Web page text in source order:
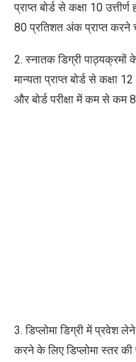
प्राप्त बोर्ड से कक्षा 10
80 प्रतिशत अंक प्राप्त करने
2. स्नातक डिग्री
मान्यता प्राप्त बोर्ड से कक्षा 12
और बोर्ड परीक्षा में कम से कम
3. डिप्लोमा डिग्री में प्रवेश
करने के लिए डिप्लोमा स्तर